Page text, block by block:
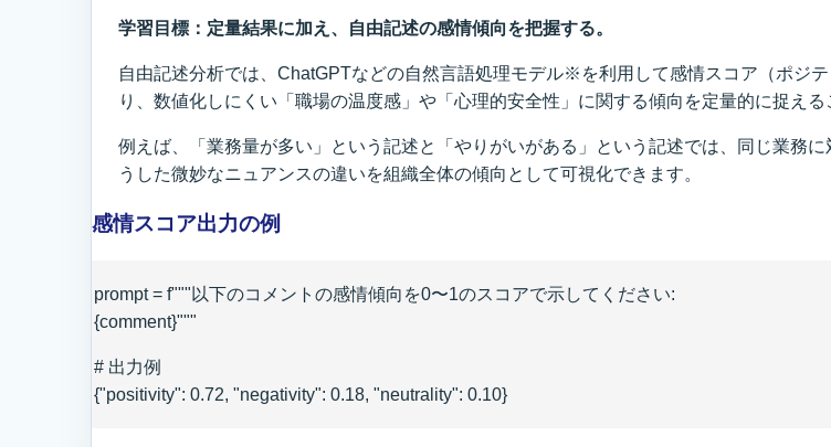
学習目標：定量結果に加え、自由記述の感情傾向を把握する。
自由記述分析では、ChatGPTなどの自然言語処理モデル※を利用して感情スコア（ポジ
り、数値化しにくい「職場の温度感」や「心理的安全性」に関する傾向を定量的に捉える
例えば、「業務量が多い」という記述と「やりがいがある」という記述では、同じ業務
うした微妙なニュアンスの違いを組織全体の傾向として可視化できます。
感情スコア出力の例
prompt = f"""以下のコメントの感情傾向を0〜1のスコアで示してください:
{comment}"""
# 出力例
{"positivity": 0.72, "negativity": 0.18, "neutrality": 0.10}